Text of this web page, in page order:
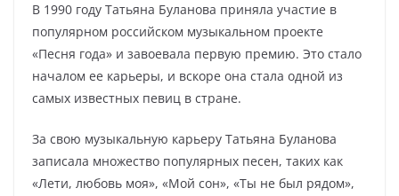
В 1990 году Татьяна Буланова приняла участие в
популярном российском музыкальном проекте
«Песня года» и завоевала первую премию. Это стало
началом ее карьеры, и вскоре она стала одной из
самых известных певиц в стране.
За свою музыкальную карьеру Татьяна Буланова
записала множество популярных песен, таких как
«Лети, любовь моя», «Мой сон», «Ты не был рядом»,